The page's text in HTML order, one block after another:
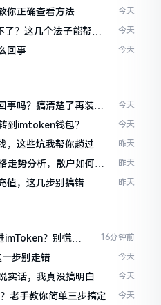
你正确查看方法 今天
？这几个法子能帮你
今天
回事 今天
吗？搞清楚了再装钱
今天
到imtoken钱包？ 今天
，这些坑我帮你趟过 昨天
走势分析，散户如何避
昨天
值，这几步别搞错 昨天
？别慌，
16分钟前
步别走错 今天
实话，我真没搞明白 今天
老手教你简单三步搞定 今天